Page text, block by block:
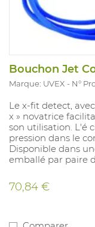
Bouchon Jet
Marque: UVEX N°
Le x-fit detect,
x » novatrice
son utilisation. L'é
pression dans le
Disponible dans
emballé par paire
70,84 €